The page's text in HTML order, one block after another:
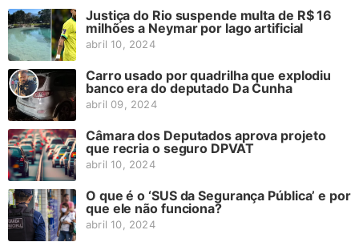
Justiça do Rio suspende multa de R$ 16
milhões a Neymar por lago artificial
abril 10, 2024
Carro usado por quadrilha que explodiu
banco era do deputado Da Cunha
abril 09, 2024
Câmara dos Deputados aprova projeto
que recria o seguro DPVAT
abril 10, 2024
O que é o ‘SUS da Segurança Pública’ e por
que ele não funciona?
abril 10, 2024